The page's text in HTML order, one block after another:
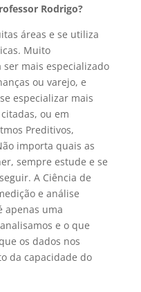
Rodrigo?
áreas e se utiliza
Muito
mais especializado
ou varejo, e
especializar mais
ou em
Preditivos,
importa quais as
sempre estude e se
A Ciência de
e análise
apenas uma
e o que
os dados nos
da capacidade do